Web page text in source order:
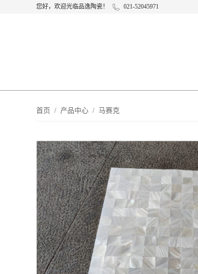
您好，欢迎光临品逸陶瓷！ 021-52045971
首页 / 产品中心 / 马赛克